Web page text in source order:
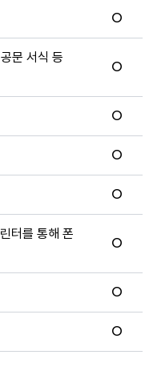
O
문 서식 등
O
O
O
O
터를 통해 폰
O
O
O